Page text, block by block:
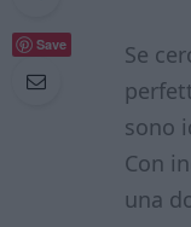
Save Se
sono
Con
una